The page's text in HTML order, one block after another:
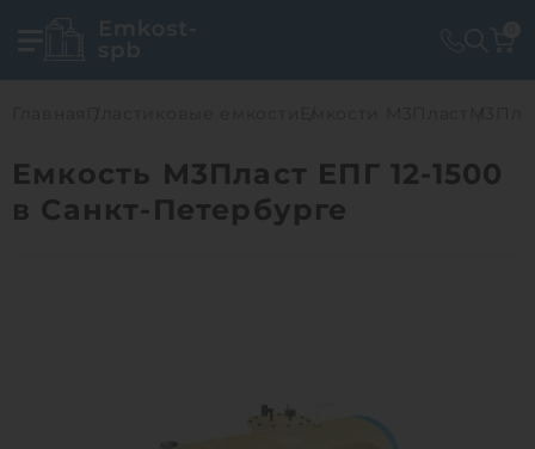
Емкость М3Пласт ЕПГ 12-1500
в Санкт-Петербурге